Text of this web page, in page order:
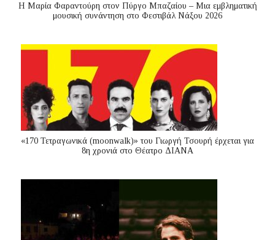
Η Μαρία Φαραντούρη στον Πύργο Μπαζαίου – Μια εμβληματική
μουσική συνάντηση στο Φεστιβάλ Νάξου 2026
«170 Τετραγωνικά (moonwalk)» του Γιωργή Τσουρή έρχεται για
8η χρονιά στο Θέατρο ΔΙΑΝΑ